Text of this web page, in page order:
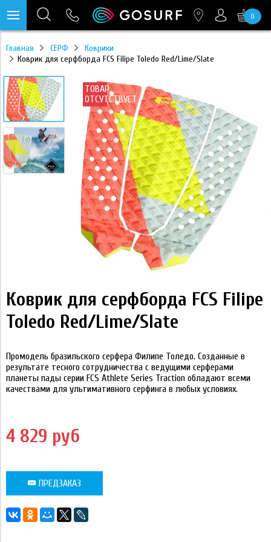
0
Главная СЕРФ
Коврики
Коврик для серфборда FCS Filipe Toledo Red/Lime/Slate
ТОВАР
ОТСУТСТВУЕТ
Коврик для серфборда FCS Filipe
Toledo Red/Lime/Slate
Промодель бразильского серфера Филипе Толедо. Созданные в
результате тесного сотрудничества с ведущими серферами
планеты пады серии FCS Athlete Series Traction обладают всеми
качествами для ультимативного серфинга в любых условиях.
4 829 руб
ПРЕДЗАКАЗ
https://mc.yandex.ru/pixel/28467905289433451?rnd=%aw_random%